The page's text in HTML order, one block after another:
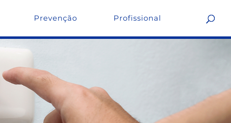
Prevenção Profissional